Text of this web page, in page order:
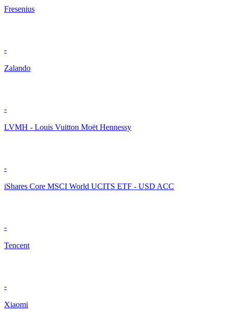
Fresenius
-
Zalando
-
LVMH - Louis Vuitton Moët Hennessy
-
iShares Core MSCI World UCITS ETF - USD ACC
-
Tencent
-
Xiaomi